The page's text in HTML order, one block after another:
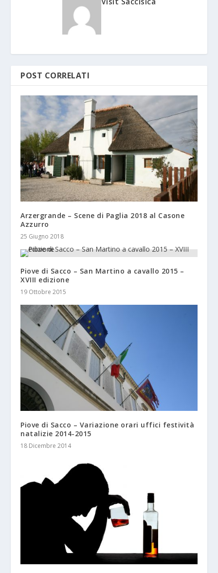
POST CORRELATI
Arzergrande – Scene di Paglia 2018 al Casone
Azzurro
25 Giugno 2018
Piove di Sacco – San Martino a cavallo 2015 –
XVIII edizione
19 Ottobre 2015
Piove di Sacco – Variazione orari uffici festività
natalizie 2014-2015
18 Dicembre 2014